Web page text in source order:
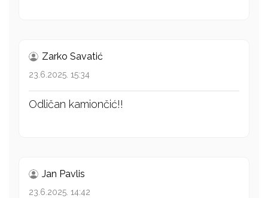
Zarko Savatić
23.6.2025. 15:34
Odličan kamiončić!!
Jan Pavlis
23.6.2025. 14:42